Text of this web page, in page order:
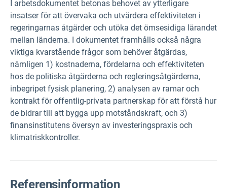
I arbetsdokumentet betonas behovet av ytterligare
insatser för att övervaka och utvärdera effektiviteten i
regeringarnas åtgärder och utöka det ömsesidiga lärandet
mellan länderna. I dokumentet framhålls också några
viktiga kvarstående frågor som behöver åtgärdas,
nämligen 1) kostnaderna, fördelarna och effektiviteten
hos de politiska åtgärderna och regleringsåtgärderna,
inbegripet fysisk planering, 2) analysen av ramar och
kontrakt för offentlig-privata partnerskap för att förstå hur
de bidrar till att bygga upp motståndskraft, och 3)
finansinstitutens översyn av investeringspraxis och
klimatriskkontroller.
Referensinformation